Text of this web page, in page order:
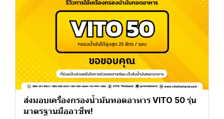
ส่งมอบเครื่องกรองน้ำมันทอดอาหาร VITO 50 รุ่น
มาตรฐานมืออาชีพ!